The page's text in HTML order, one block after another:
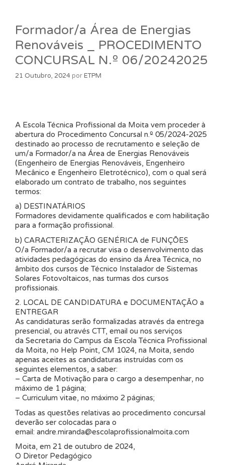
Formador/a Área de Energias
Renováveis _ PROCEDIMENTO
CONCURSAL N.º 06/20242025
21 Outubro, 2024 porETPM
A Escola Técnica Profissional da Moita vem proceder à
abertura do Procedimento Concursal n.º 05/2024-2025
destinado ao processo de recrutamento e seleção de
um/a Formador/a na Área de Energias Renováveis
(Engenheiro de Energias Renováveis, Engenheiro
Mecânico e Engenheiro Eletrotécnico), com o qual será
elaborado um contrato de trabalho, nos seguintes
termos:
a) DESTINATÁRIOS
Formadores devidamente qualificados e com habilitação
para a formação profissional.
b) CARACTERIZAÇÃO GENÉRICA de FUNÇÕES
O/a Formador/a a recrutar visa o desenvolvimento das
atividades pedagógicas do ensino da Área Técnica, no
âmbito dos cursos de Técnico Instalador de Sistemas
Solares Fotovoltaicos, nas turmas dos cursos
profissionais.
2. LOCAL DE CANDIDATURA e DOCUMENTAÇÃO a
ENTREGAR
As candidaturas serão formalizadas através da entrega
presencial, ou através CTT, email ou nos serviços
da Secretaria do Campus da Escola Técnica Profissional
da Moita, no Help Point, CM 1024, na Moita, sendo
apenas aceites as candidaturas instruídas com os
seguintes elementos, a saber:
– Carta de Motivação para o cargo a desempenhar, no
máximo de 1 página;
– Curriculum vitae, no máximo 2 páginas;
Todas as questões relativas ao procedimento concursal
deverão ser colocadas para o
email: andre.miranda@escolaprofissionalmoita.com
Moita, em 21 de outubro de 2024,
O Diretor Pedagógico